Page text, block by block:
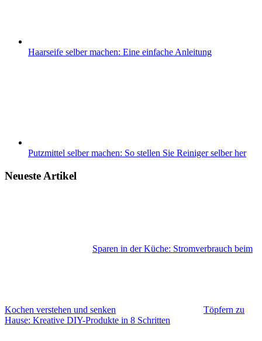
Haarseife selber machen: Eine einfache Anleitung
Putzmittel selber machen: So stellen Sie Reiniger selber her
Neueste Artikel
Sparen in der Küche: Stromverbrauch beim
Kochen verstehen und senken
Töpfern zu
Hause: Kreative DIY-Produkte in 8 Schritten